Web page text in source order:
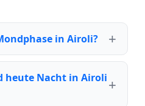
in Airoli?
heute Nacht in Airoli